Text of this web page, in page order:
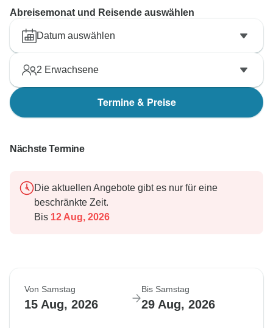
Abreisemonat und Reisende auswählen
Datum auswählen
2 Erwachsene
Termine & Preise
Nächste Termine
Die aktuellen Angebote gibt es nur für eine
beschränkte Zeit.
Bis 12 Aug, 2026
Von Samstag
15 Aug, 2026
Bis Samstag
29 Aug, 2026